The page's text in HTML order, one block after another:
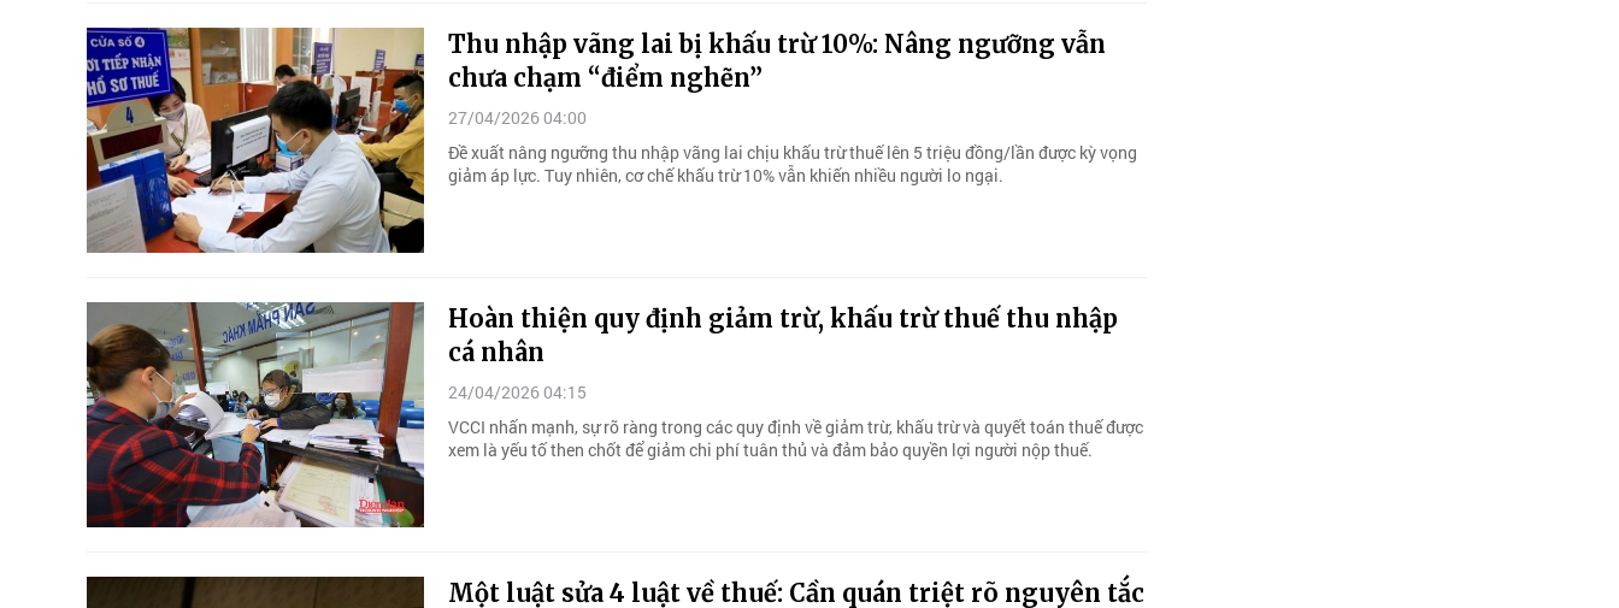
Thu nhập vãng lai bị khấu trừ 10%: Nâng ngưỡng vẫn
chưa chạm “điểm nghẽn”
27/04/2026 04:00
Đề xuất nâng ngưỡng thu nhập vãng lai chịu khấu trừ thuế lên 5 triệu đồng/lần được kỳ vọng
giảm áp lực. Tuy nhiên, cơ chế khấu trừ 10% vẫn khiến nhiều người lo ngại.
Hoàn thiện quy định giảm trừ, khấu trừ thuế thu nhập
cá nhân
24/04/2026 04:15
VCCI nhấn mạnh, sự rõ ràng trong các quy định về giảm trừ, khấu trừ và quyết toán thuế được
xem là yếu tố then chốt để giảm chi phí tuân thủ và đảm bảo quyền lợi người nộp thuế.
Một luật sửa 4 luật về thuế: Cần quán triệt rõ nguyên tắc